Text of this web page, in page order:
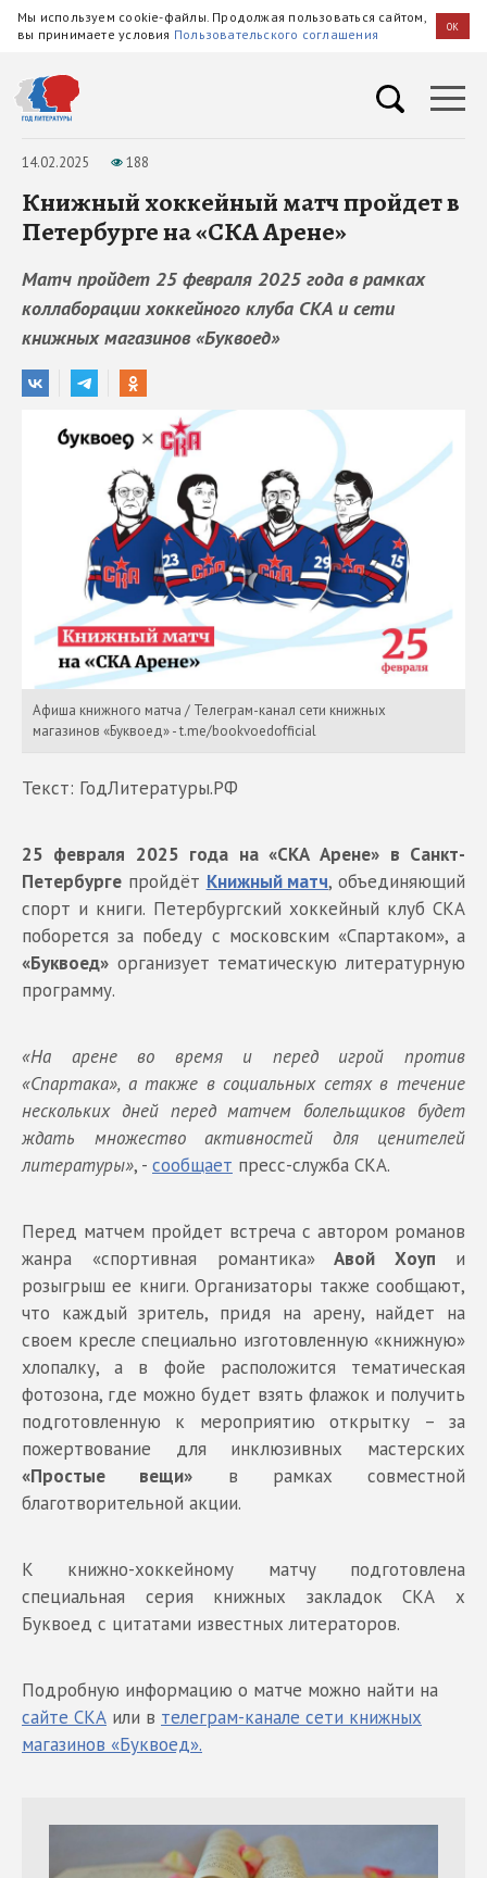
Мы используем cookie-файлы. Продолжая пользоваться сайтом,
вы принимаете условия Пользовательского соглашения OK
14.02.2025 188
Книжный хоккейный матч пройдет в
Петербурге на «СКА Арене»
Матч пройдет 25 февраля 2025 года в рамках
коллаборации хоккейного клуба СКА и сети
книжных магазинов «Буквоед»
Афиша книжного матча / Телеграм-канал сети книжных
магазинов «Буквоед» - t.me/bookvoedofficial
Текст: ГодЛитературы.РФ
25 февраля 2025 года на «СКА Арене» в Санкт-
Петербурге пройдёт Книжный матч, объединяющий
спорт и книги. Петербургский хоккейный клуб СКА
поборется за победу с московским «Спартаком», а
«Буквоед» организует тематическую литературную
программу.
«На арене во время и перед игрой против
«Спартака», а также в социальных сетях в течение
нескольких дней перед матчем болельщиков будет
ждать множество активностей для ценителей
литературы», - сообщает пресс-служба СКА.
Перед матчем пройдет встреча с автором романов
жанра «спортивная романтика»Авой Хоуп и
розыгрыш ее книги. Организаторы также сообщают,
что каждый зритель, придя на арену, найдет на
своем кресле специально изготовленную «книжную»
хлопалку, а в фойе расположится тематическая
фотозона, где можно будет взять флажок и получить
подготовленную к мероприятию открытку – за
пожертвование для инклюзивных мастерских
«Простые вещи» в рамках совместной
благотворительной акции.
К книжно-хоккейному матчу подготовлена
специальная серия книжных закладок СКА х
Буквоед с цитатами известных литераторов.
Подробную информацию о матче можно найти на
сайте СКА или в телеграм-канале сети книжных
магазинов «Буквоед».